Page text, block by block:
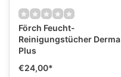
Förch Feucht-
Reinigungstücher Derma
Plus
€24,00*